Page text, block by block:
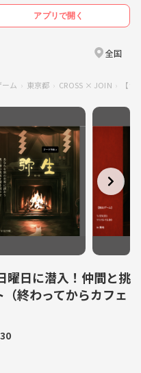
アプリで開く
全国
ム 東京都 CROSS × JOIN 【
曜日に潜入！仲間と挑
終わってからカフェ